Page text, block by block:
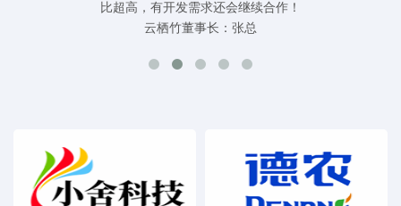
比超高，有开发需求还会继续合作！
云栖竹董事长：张总